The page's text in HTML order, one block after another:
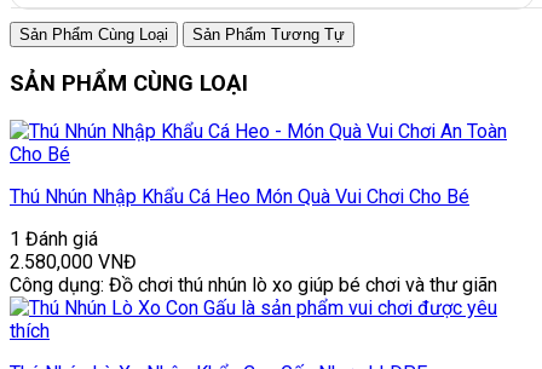
Sản Phẩm Cùng Loại Sản Phẩm Tương Tự
SẢN PHẨM CÙNG LOẠI
Thú Nhún Nhập Khẩu Cá Heo Món Quà Vui Chơi Cho Bé
1 Đánh giá
2.580,000 VNĐ
Công dụng: Đồ chơi thú nhún lò xo giúp bé chơi và thư giãn